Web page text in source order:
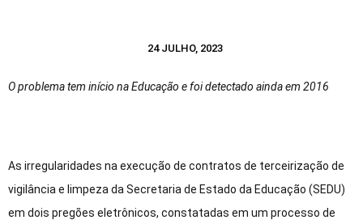
24 JULHO, 2023
O problema tem início na Educação e foi detectado ainda em 2016
As irregularidades na execução de contratos de terceirização de
vigilância e limpeza da Secretaria de Estado da Educação (SEDU)
em dois pregões eletrônicos, constatadas em um processo de